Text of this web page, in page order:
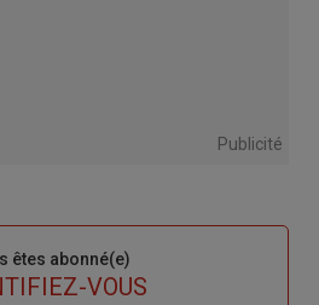
Publicité
êtes abonné(e)
VOUS